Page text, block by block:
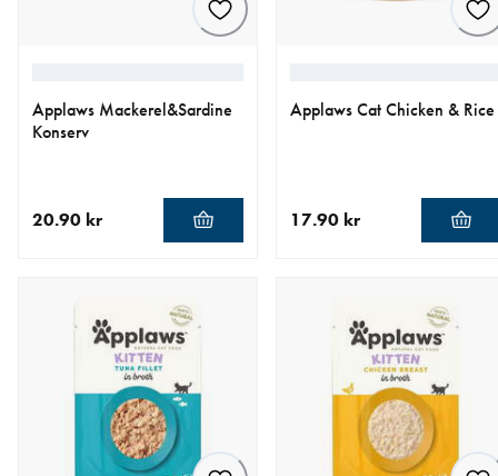
Applaws Mackerel&Sardine
Konserv
20.90 kr
Applaws Cat Chicken & Rice
17.90 kr